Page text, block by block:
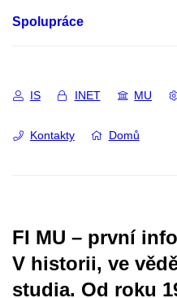
Spolupráce
IS INET MU
Kontakty Domů
FI MU – první
V historii, ve
studia. Od roku